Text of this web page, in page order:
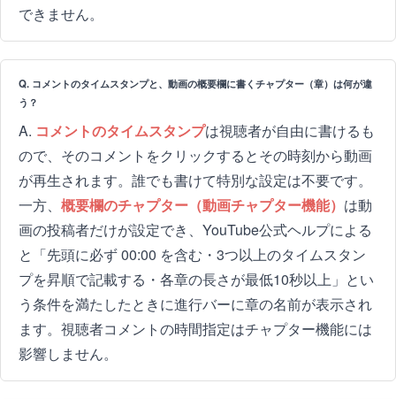
できません。
Q. コメントのタイムスタンプと、動画の概要欄に書くチャプター（章）は何が違
う？
A. コメントのタイムスタンプは視聴者が自由に書けるも
ので、そのコメントをクリックするとその時刻から動画
が再生されます。誰でも書けて特別な設定は不要です。
一方、 概要欄のチャプター（動画チャプター機能） は動
画の投稿者だけが設定でき、YouTube公式ヘルプによる
と「先頭に必ず 00:00 を含む・3つ以上のタイムスタン
プを昇順で記載する・各章の長さが最低10秒以上」とい
う条件を満たしたときに進行バーに章の名前が表示され
ます。視聴者コメントの時間指定はチャプター機能には
影響しません。